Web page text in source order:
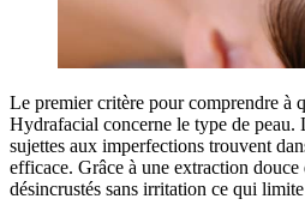
Le premier critère pour comprendre à
Hydrafacial concerne le type de peau.
sujettes aux imperfections trouvent
efficace. Grâce à une extraction douce
désincrustés sans irritation ce qui